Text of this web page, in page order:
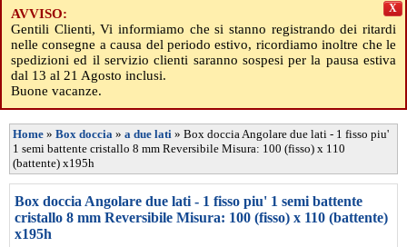
AVVISO:
Gentili Clienti, Vi informiamo che si stanno registrando dei ritardi
nelle consegne a causa del periodo estivo, ricordiamo inoltre che le
spedizioni ed il servizio clienti saranno sospesi per la pausa estiva
dal 13 al 21 Agosto inclusi.
Buone vacanze.
X
Home » Box doccia » a due lati » Box doccia Angolare due lati - 1 fisso piu'
1 semi battente cristallo 8 mm Reversibile Misura: 100 (fisso) x 110
(battente) x195h
Box doccia Angolare due lati - 1 fisso piu' 1 semi battente
cristallo 8 mm Reversibile Misura: 100 (fisso) x 110 (battente)
x195h